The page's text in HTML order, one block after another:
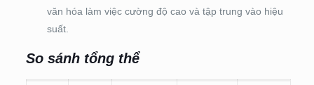
văn hóa làm việc cường độ cao và tập trung vào hiệu
suất.
So sánh tổng thể